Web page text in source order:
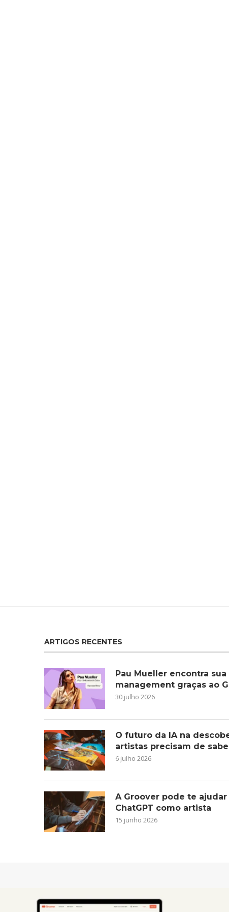
ARTIGOS RECENTES
Pau Mueller encontra
management graças ao
30 julho 2026
O futuro da IA na
artistas precisam de
6 julho 2026
A Groover pode te ajudar
ChatGPT como artista
15 junho 2026